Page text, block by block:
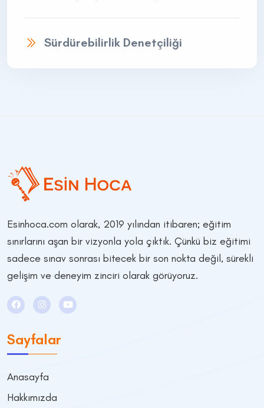
Sürdürebilirlik Denetçiliği
Esinhoca.com olarak, 2019 yılından itibaren; eğitim
sınırlarını aşan bir vizyonla yola çıktık. Çünkü biz eğitimi
sadece sınav sonrası bitecek bir son nokta değil, sürekli
gelişim ve deneyim zinciri olarak görüyoruz.
Sayfalar
Anasayfa
Hakkımızda